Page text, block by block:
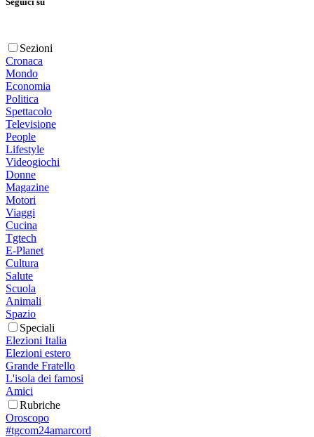
Sezioni
Cronaca
Mondo
Economia
Politica
Spettacolo
Televisione
People
Lifestyle
Videogiochi
Donne
Magazine
Motori
Viaggi
Cucina
Tgtech
E-Planet
Cultura
Salute
Scuola
Animali
Spazio
Speciali
Elezioni Italia
Elezioni estero
Grande Fratello
L'isola dei famosi
Amici
Rubriche
Oroscopo
#tgcom24amarcord